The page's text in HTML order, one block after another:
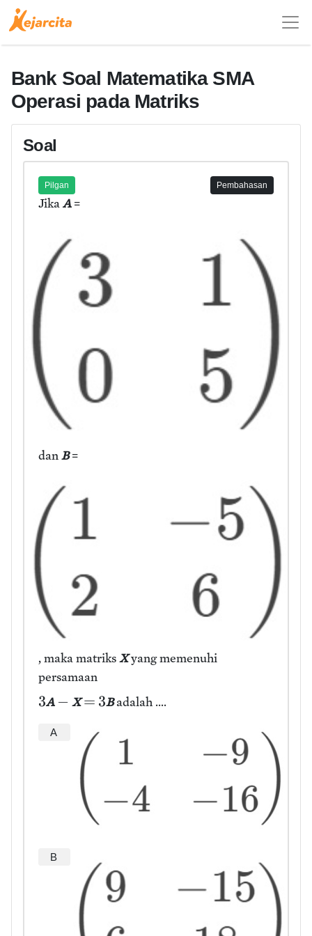
Bank Soal Matematika SMA
Operasi pada Matriks
Soal
Pilgan Pembahasan
JikaA=
danB=
, maka matriksXyang memenuhi
persamaan
3A − X= 3Badalah ....
A
B